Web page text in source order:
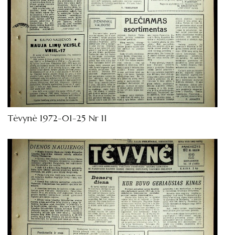
Tėvynė 1972-01-25 Nr 11